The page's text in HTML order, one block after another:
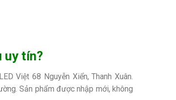
uy tín?
Việt 68 Nguyễn Xiển, Thanh Xuân.
Sản phẩm được nhập mới, không